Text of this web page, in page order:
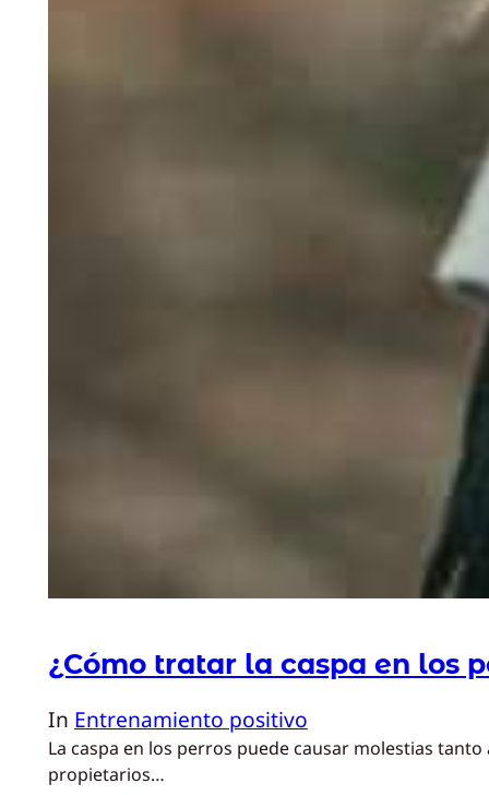
¿Cómo tratar la caspa en los
In Entrenamiento positivo
La caspa en los perros puede causar molestias
propietarios…